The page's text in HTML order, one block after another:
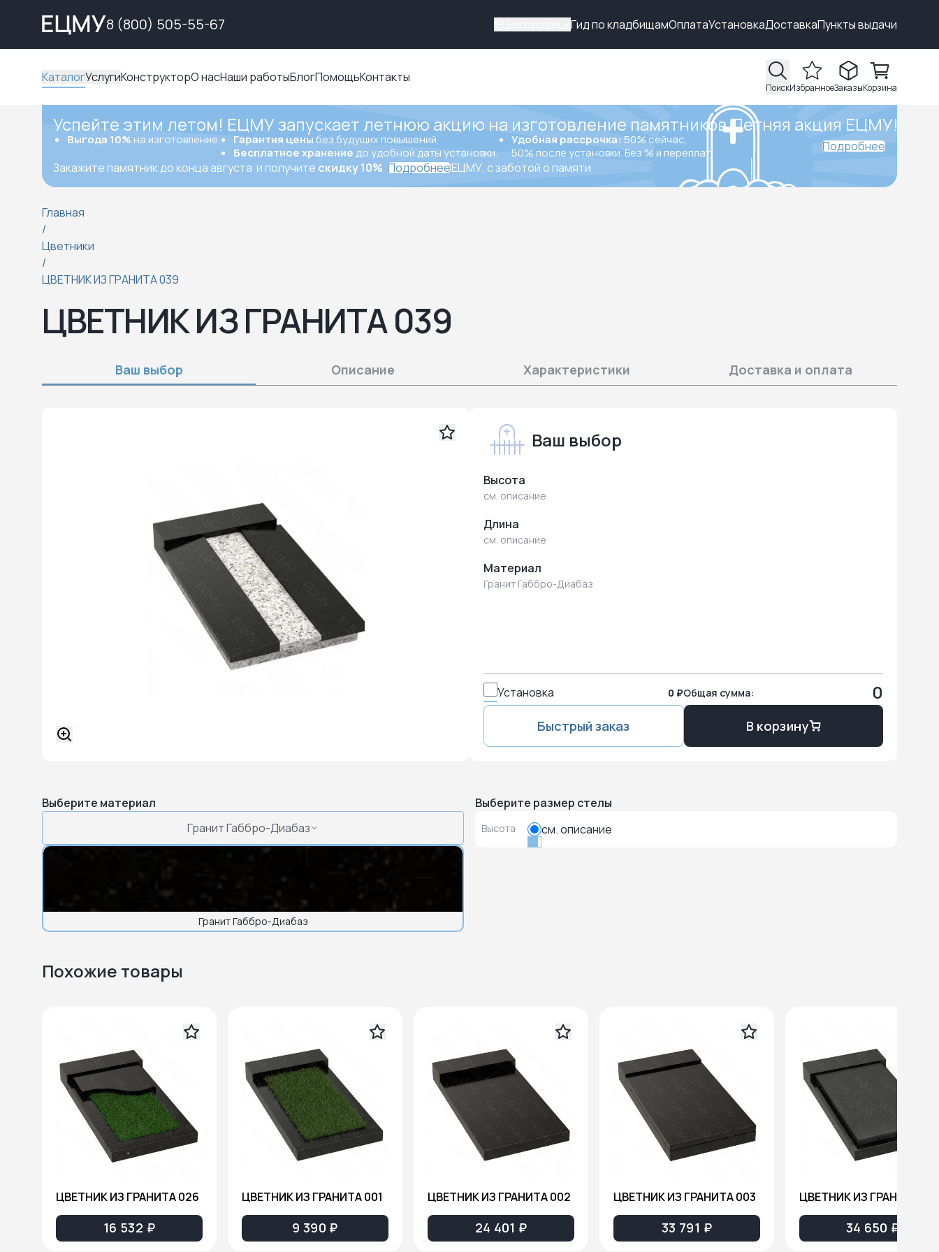
8 (800) 505-55-67 Гид по кладбищамОплатаУстановкаДоставкаПункты выдачи
КаталогУслугиКонструкторО насНаши работыБлогПомощьКонтакты
ПоискИзбранноеЗаказыКорзина
Успейте этим летом! ЕЦМУ запускает летнюю акцию на изготовление памятников.Летняя акция ЕЦМУ!
Выгода 10% на изготовление. Гарантия цены без будущих повышений.
Бесплатное хранение до удобной даты установки.
Удобная рассрочка: 50% сейчас,
50% после установки. Без % и переплат.
Закажите памятник до конца августа и получите скидку 10% ПодробнееЕЦМУ, с заботой о памяти
Подробнее
Главная
/
Цветники
/
ЦВЕТНИК ИЗ ГРАНИТА 039
ЦВЕТНИК ИЗ ГРАНИТА 039
Ваш выбор Описание Характеристики Доставка и оплата
Ваш выбор
Высота
см. описание
Длина
см. описание
Материал
Гранит Габбро-Диабаз
Установка 0 ₽Общая сумма: 0
Быстрый заказ В корзину
Выберите материал
Гранит Габбро-Диабаз
Гранит Габбро-Диабаз
Выберите размер стелы
Высота см. описание
Похожие товары
ЦВЕТНИК ИЗ ГРАНИТА 026
16 532 ₽
ЦВЕТНИК ИЗ ГРАНИТА 001
9 390 ₽
ЦВЕТНИК ИЗ ГРАНИТА 002
24 401 ₽
ЦВЕТНИК ИЗ ГРАНИТА 003
33 791 ₽
ЦВЕТНИК ИЗ ГРАНИТА
34 650 ₽